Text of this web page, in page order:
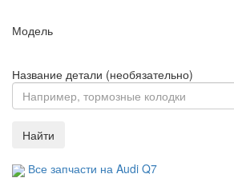
Модель
Название детали (необязательно)
Найти
Все запчасти на Audi Q7